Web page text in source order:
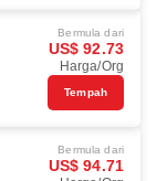
Bermula dari
US$ 92.73
Harga/Org
Tempah
Bermula dari
US$ 94.71